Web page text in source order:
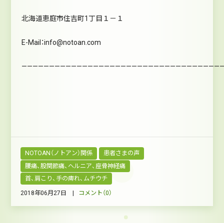
北海道恵庭市住吉町1丁目１－１
E-Mail：info@notoan.com
NOTOAN（ノトアン）関係
患者さまの声
腰痛、股関節痛、ヘルニア、座骨神経痛
首、肩こり、手の痺れ、ムチウチ
2018年06月27日 | コメント（0）